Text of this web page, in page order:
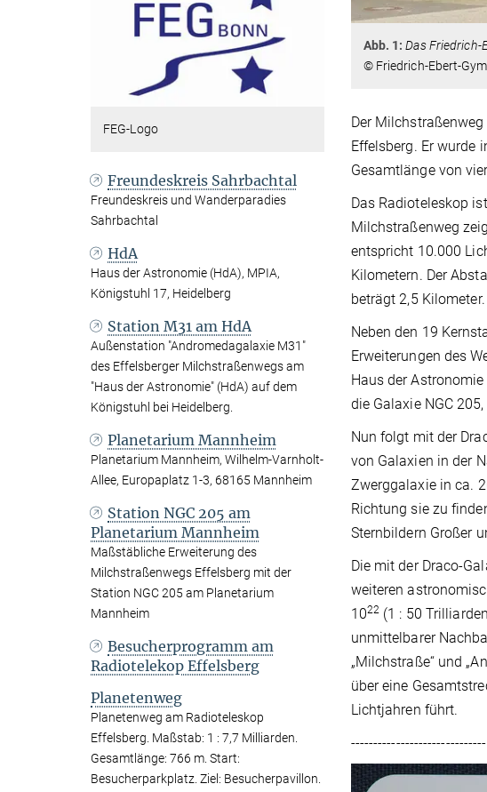
Abb. 1:Das Friedrich-
© Friedrich-Ebert-
Der
Effelsberg. Er wurde
Gesamtlänge von
Das Radioteleskop
Milchstraßenweg
entspricht 10.000
Kilometern. Der
beträgt 2,5 Kilometer.
Neben den 19
Erweiterungen des
Haus der
die Galaxie NGC
Nun folgt mit der
von Galaxien in der
Zwerggalaxie in ca.
Richtung sie zu
Sternbildern Großer
Die mit der Draco-
weiteren
1022(1 : 50
unmittelbarer
„Milchstraße“ und
über eine
Lichtjahren führt.
FEG-Logo
Freundeskreis Sahrbachtal
Freundeskreis und Wanderparadies
Sahrbachtal
HdA
Haus der Astronomie (HdA), MPIA,
Königstuhl 17, Heidelberg
Station M31 am HdA
Außenstation "Andromedagalaxie M31"
des Effelsberger Milchstraßenwegs am
"Haus der Astronomie" (HdA) auf dem
Königstuhl bei Heidelberg.
Planetarium Mannheim
Planetarium Mannheim, Wilhelm-Varnholt-
Allee, Europaplatz 1-3, 68165 Mannheim
Station NGC 205 am
Planetarium Mannheim
Maßstäbliche Erweiterung des
Milchstraßenwegs Effelsberg mit der
Station NGC 205 am Planetarium
Mannheim
Besucherprogramm am
Radiotelekop Effelsberg
Planetenweg
Planetenweg am Radioteleskop
Effelsberg. Maßstab: 1 : 7,7 Milliarden.
Gesamtlänge: 766 m. Start:
Besucherparkplatz. Ziel: Besucherpavillon.